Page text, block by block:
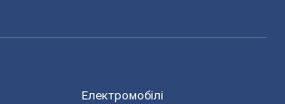
Електромобілі